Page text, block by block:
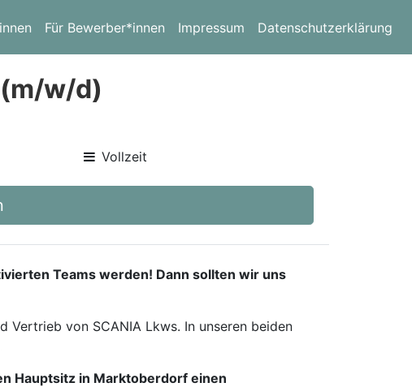
Für Bewerber*innen Impressum Datenschutzerklärung
w/d)
Vollzeit
Teams werden! Dann sollten wir uns
Vertrieb von SCANIA Lkws. In unseren beiden
Hauptsitz in Marktoberdorf einen